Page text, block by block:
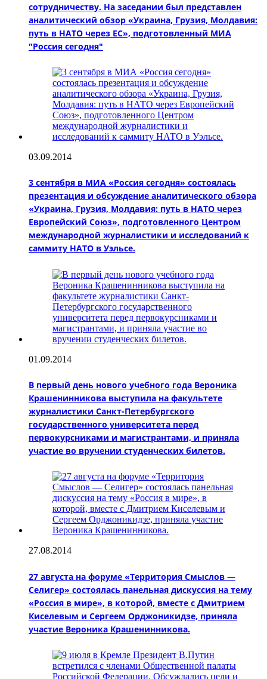
сотрудничеству. На заседании был представлен
аналитический обзор «Украина, Грузия, Молдавия:
путь в НАТО через ЕC», подготовленный МИА
"Россия сегодня"
03.09.2014
3 сентября в МИА «Россия сегодня» состоялась
презентация и обсуждение аналитического обзора
«Украина, Грузия, Молдавия: путь в НАТО через
Европейский Союз», подготовленного Центром
международной журналистики и исследований к
саммиту НАТО в Уэльсе.
01.09.2014
В первый день нового учебного года Вероника
Крашенинникова выступила на факультете
журналистики Санкт-Петербургского
государственного университета перед
первокурсниками и магистрантами, и приняла
участие во вручении студенческих билетов.
27.08.2014
27 августа на форуме «Территория Смыслов —
Селигер» состоялась панельная дискуссия на тему
«Россия в мире», в которой, вместе с Дмитрием
Киселевым и Сергеем Орджоникидзе, приняла
участие Вероника Крашенинникова.